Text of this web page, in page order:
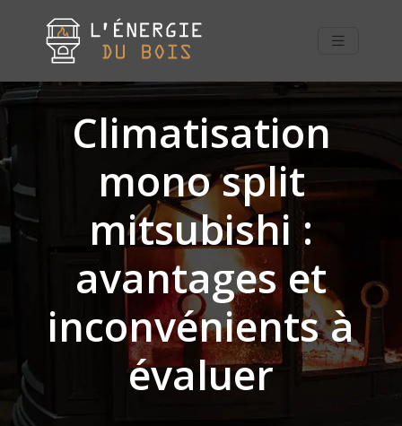
Climatisation
mono split
mitsubishi :
avantages et
inconvénients à
évaluer